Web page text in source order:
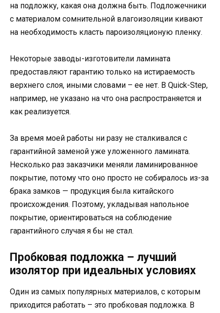
на подложку, какая она должна быть. Подложечники
с материалом сомнительной влагоизоляции кивают
на необходимость класть пароизоляционую пленку.
Некоторые заводы-изготовители ламината
предоставляют гарантию только на истираемость
верхнего слоя, иными словами – ее нет. В Quick-Step,
например, не указано на что она распространяется и
как реализуется.
За время моей работы ни разу не сталкивался с
гарантийной заменой уже уложенного ламината.
Несколько раз заказчики меняли ламинированное
покрытие, потому что оно просто не собиралось из-за
брака замков — продукция была китайского
происхождения. Поэтому, укладывая напольное
покрытие, ориентироваться на соблюдение
гарантийного случая я бы не стал.
Пробковая подложка – лучший
изолятор при идеальных условиях
Один из самых популярных материалов, с которым
приходится работать – это пробковая подложка. В